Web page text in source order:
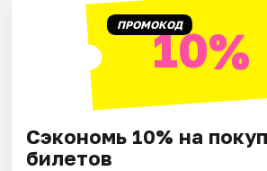
ПРОМОКОД10%
Сэкономь 10% на
билетов